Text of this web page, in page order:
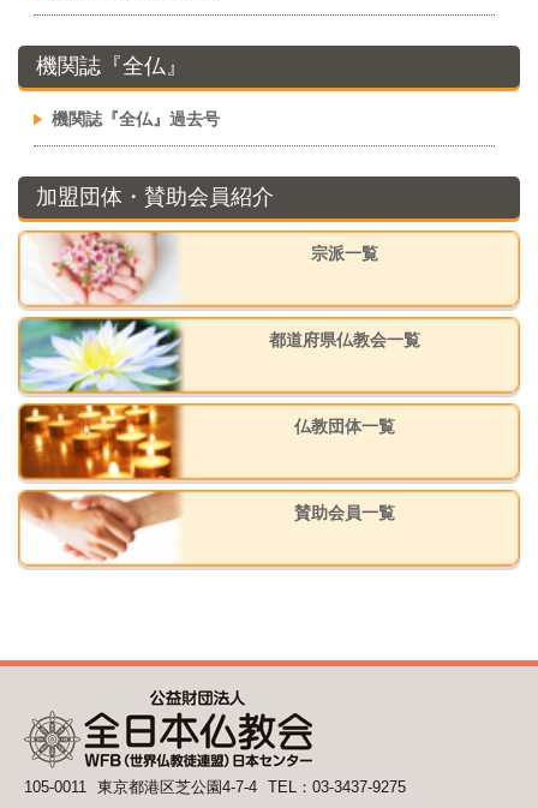
機関誌『全仏』
機関誌『全仏』過去号
加盟団体・賛助会員紹介
宗派一覧
都道府県仏教会一覧
仏教団体一覧
賛助会員一覧
105-0011 東京都港区芝公園4-7-4 TEL：03-3437-9275